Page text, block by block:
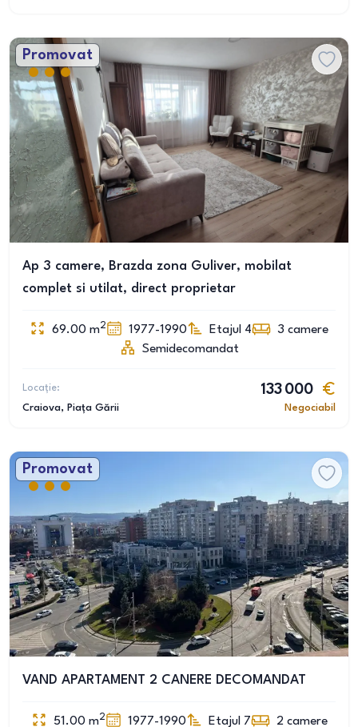
Promovat
Ap 3 camere, Brazda zona Guliver, mobilat
complet si utilat, direct proprietar
69.00 m2 1977-1990 Etajul 4 3 camere
Semidecomandat
Locație:
Craiova, Piața Gării
133 000
Negociabil
Promovat
VAND APARTAMENT 2 CANERE DECOMANDAT
51.00 m2 1977-1990 Etajul 7 2 camere